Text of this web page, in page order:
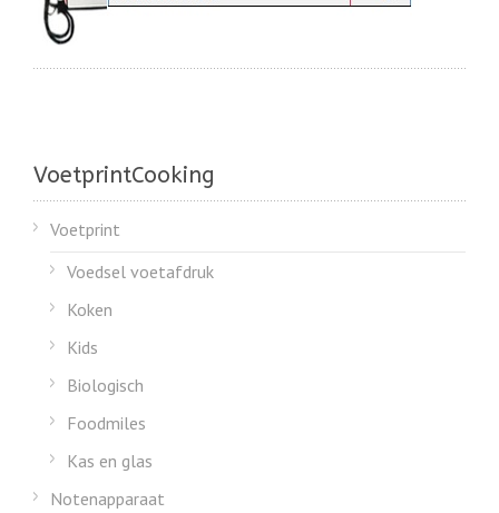
VoetprintCooking
Voetprint
Voedsel voetafdruk
Koken
Kids
Biologisch
Foodmiles
Kas en glas
Notenapparaat